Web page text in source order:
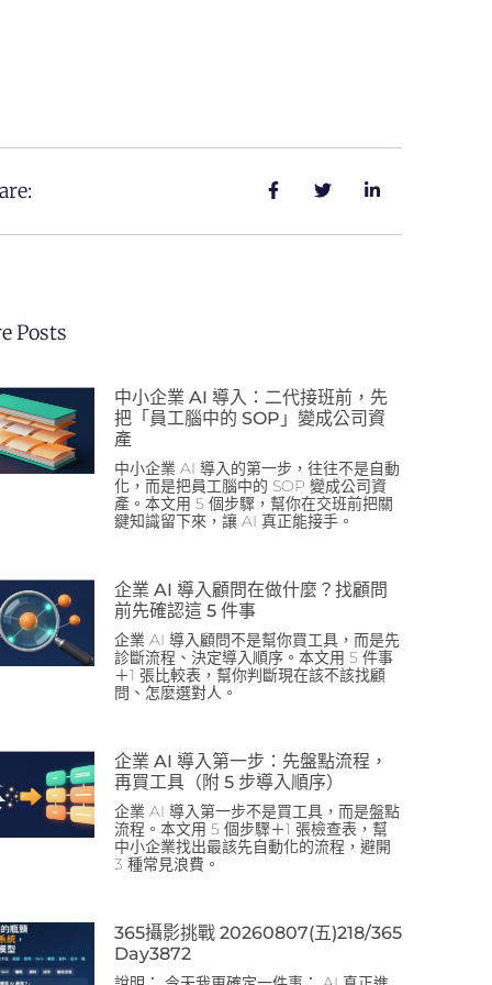
Posts
中小企業 AI 導入：二代接班前，先
把「員工腦中的 SOP」變成公司資
產
中小企業 AI 導入的第一步，往往不是自動
化，而是把員工腦中的 SOP 變成公司資
產。本文用 5 個步驟，幫你在交班前把關
鍵知識留下來，讓 AI 真正能接手。
企業 AI 導入顧問在做什麼？找顧問
前先確認這 5 件事
企業 AI 導入顧問不是幫你買工具，而是先
診斷流程、決定導入順序。本文用 5 件事
＋1 張比較表，幫你判斷現在該不該找顧
問、怎麼選對人。
企業 AI 導入第一步：先盤點流程，
再買工具（附 5 步導入順序）
企業 AI 導入第一步不是買工具，而是盤點
流程。本文用 5 個步驟＋1 張檢查表，幫
中小企業找出最該先自動化的流程，避開
3 種常見浪費。
365攝影挑戰 20260807(五)218/365
Day3872